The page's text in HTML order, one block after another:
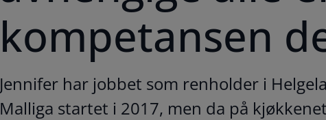
kompetansen
Jennifer har jobbet som renholder i
Malliga startet i 2017, men da på